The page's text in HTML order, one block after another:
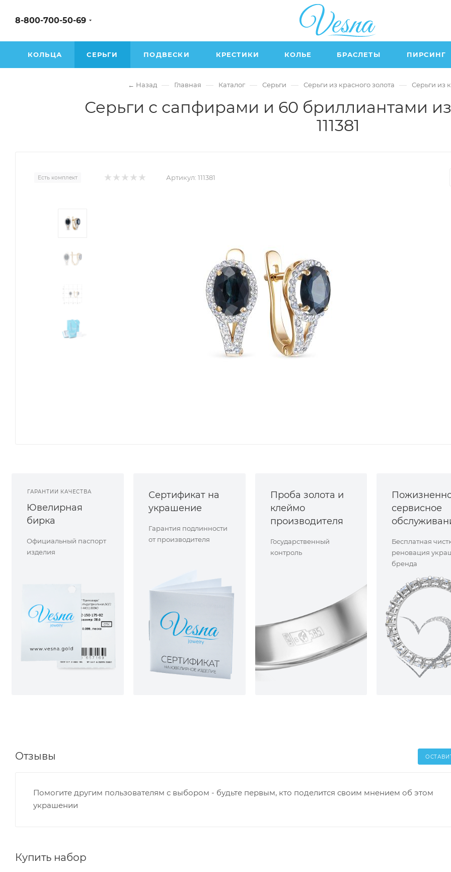
8-800-700-50-69
КОЛЬЦА СЕРЬГИ ПОДВЕСКИ КРЕСТИКИ КОЛЬЕ БРАСЛЕТЫ ПИРСИНГ
← Назад — Главная — Каталог — Серьги — Серьги из красного золота — Серьги из
Серьги с сапфирами и 60 бриллиантами из
111381
Есть комплект Артикул: 111381
ГАРАНТИИ КАЧЕСТВА
Ювелирная
бирка
Официальный паспорт
изделия
Сертификат на
украшение
Гарантия подлинности
от производителя
Проба золота и
клеймо
производителя
Государственный
контроль
сервисное
Бесплатная
реновация
бренда
Отзывы
Помогите другим пользователям с выбором - будьте первым, кто поделится своим мнением об этом
украшении
Купить набор